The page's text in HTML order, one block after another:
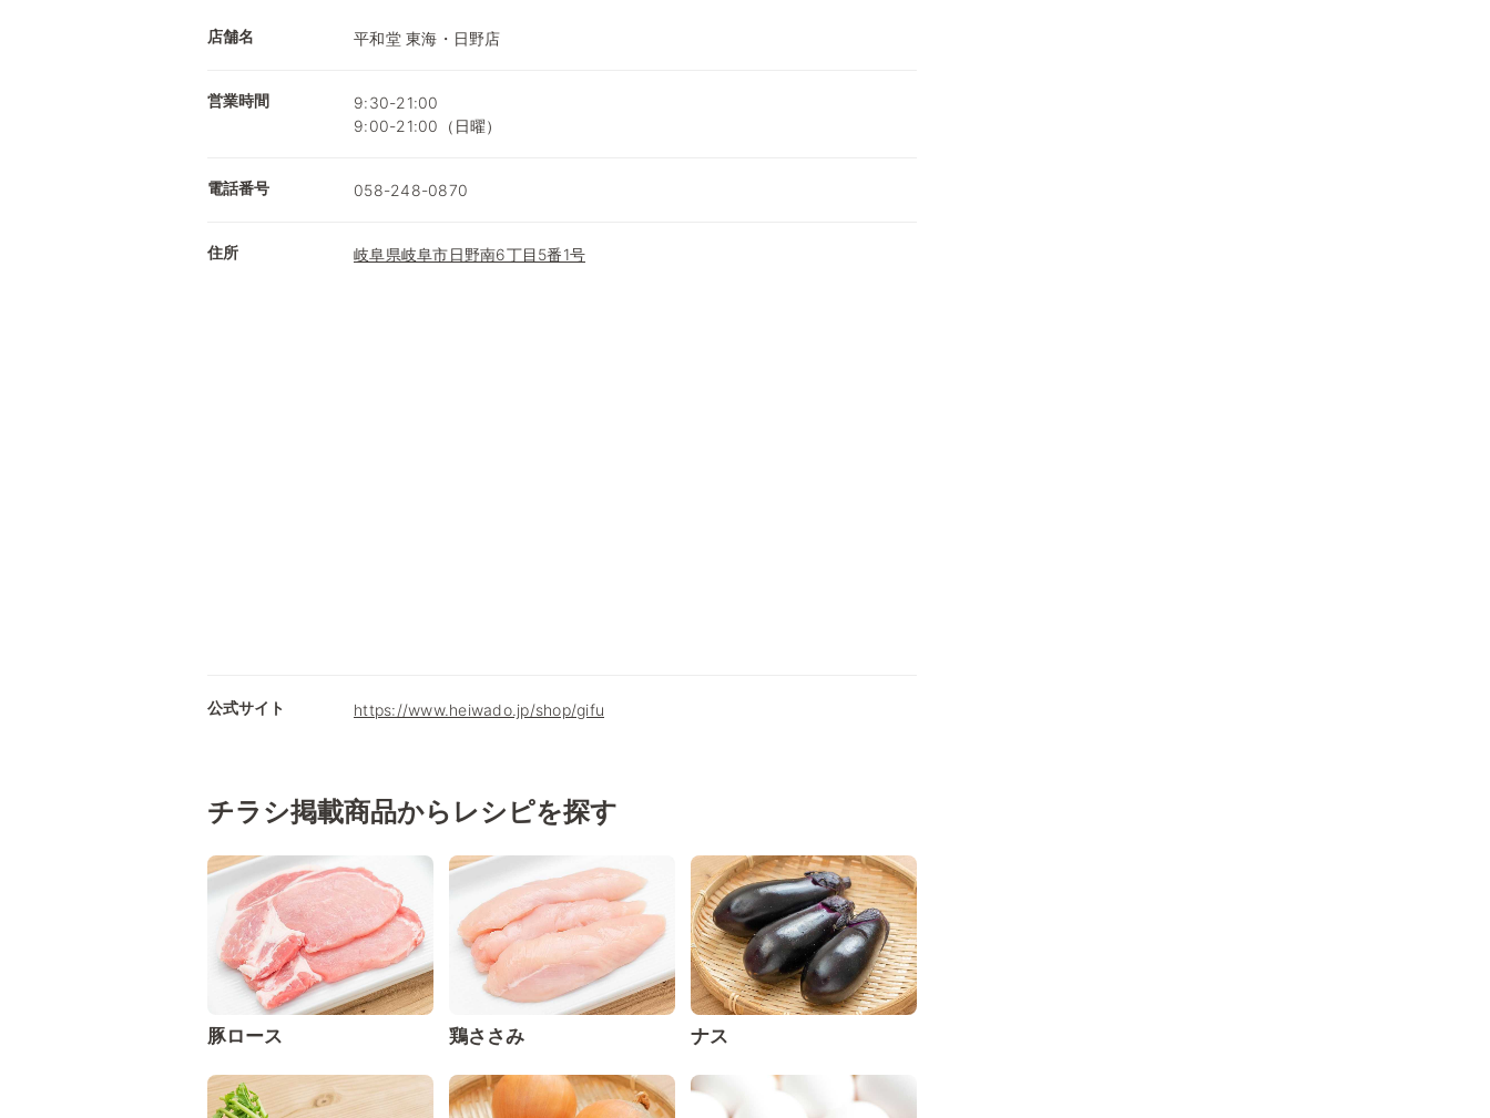
店舗名 平和堂 東海・日野店
営業時間
9:30-21:00
9:00-21:00（日曜）
電話番号 058-248-0870
住所 岐阜県岐阜市日野南6丁目5番1号
公式サイト https://www.heiwado.jp/shop/gifu
チラシ掲載商品からレシピを探す
豚ロース 鶏ささみ ナス